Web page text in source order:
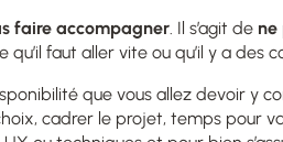
faire accompagner. Il s’agit de ne
qu’il faut aller vite ou qu’il y a des
que vous allez devoir y
cadrer le projet, temps pour